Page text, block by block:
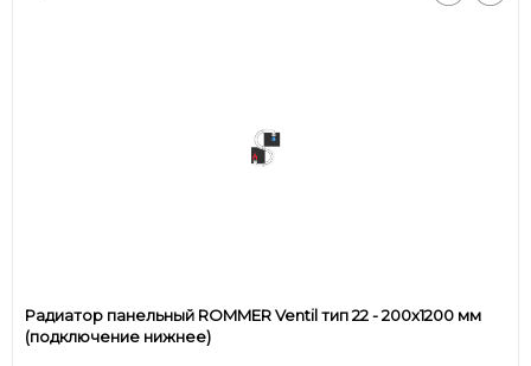
Радиатор панельный ROMMER Ventil тип 22 - 200x1200 мм
(подключение нижнее)